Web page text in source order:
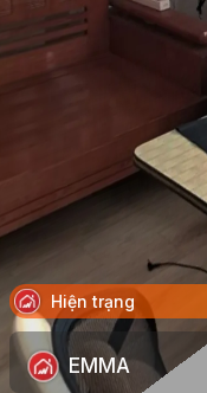
Hiện trạng
EMMA